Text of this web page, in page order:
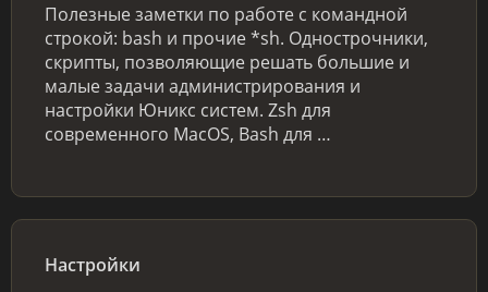
Полезные заметки по работе с командной
строкой: bash и прочие *sh. Однострочники,
скрипты, позволяющие решать большие и
малые задачи администрирования и
настройки Юникс систем. Zsh для
современного MacOS, Bash для …
Настройки